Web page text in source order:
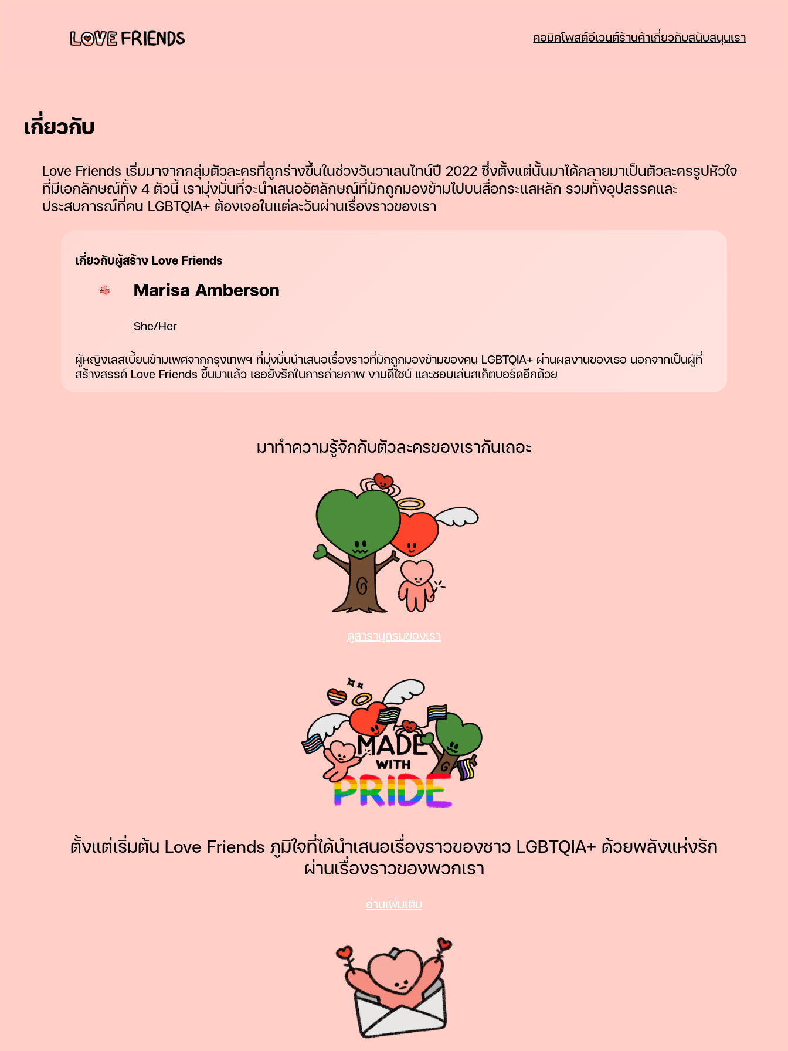
คอมิคโพสต์อีเวนต์ร้านค้าเกี่ยวกับสนับสนุนเรา
เกี่ยวกับ
Love Friends เริ่มมาจากกลุ่มตัวละครที่ถูกร่างขึ้นในช่วงวันวาเลนไทน์ปี 2022 ซึ่งตั้งแต่นั้นมาได้กลายมาเป็นตัวละครรูปหัวใจ
ที่มีเอกลักษณ์ทั้ง 4 ตัวนี้ เรามุ่งมั่นที่จะนำเสนออัตลักษณ์ที่มักถูกมองข้ามไปบนสื่อกระแสหลัก รวมทั้งอุปสรรคและ
ประสบการณ์ที่คน LGBTQIA+ ต้องเจอในแต่ละวันผ่านเรื่องราวของเรา
เกี่ยวกับผู้สร้าง Love Friends
Marisa Amberson
She/Her
ผู้หญิงเลสเบี้ยนข้ามเพศจากกรุงเทพฯ ที่มุ่งมั่นนำเสนอเรื่องราวที่มักถูกมองข้ามของคน LGBTQIA+ ผ่านผลงานของเธอ นอกจากเป็นผู้ที่
สร้างสรรค์ Love Friends ขึ้นมาแล้ว เธอยังรักในการถ่ายภาพ งานดีไซน์ และชอบเล่นสเก็ตบอร์ดอีกด้วย
มาทำความรู้จักกับตัวละครของเรากันเถอะ
ดูสารานุกรมของเรา
ตั้งแต่เริ่มต้น Love Friends ภูมิใจที่ได้นำเสนอเรื่องราวของชาว LGBTQIA+ ด้วยพลังแห่งรัก
ผ่านเรื่องราวของพวกเรา
อ่านเพิ่มเติม